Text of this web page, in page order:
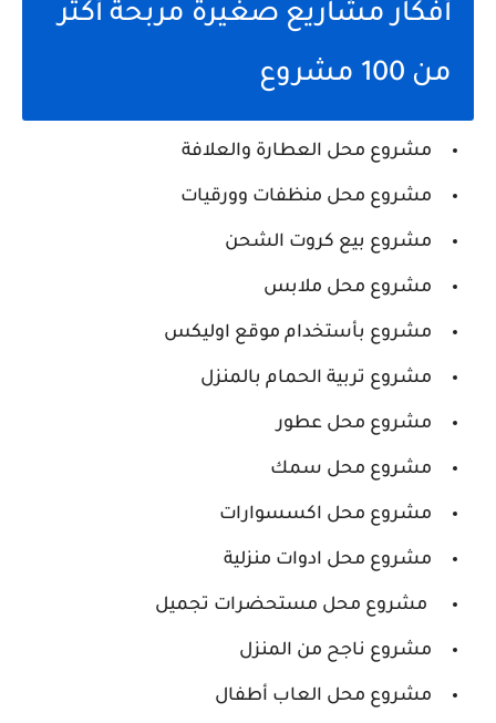
أفكار مشاريع صغيرة مربحة أكثر
من 100 مشروع
مشروع محل العطارة والعلافة
مشروع محل منظفات وورقيات
مشروع بيع كروت الشحن
مشروع محل ملابس
مشروع بأستخدام موقع اوليكس
مشروع تربية الحمام بالمنزل
مشروع محل عطور
مشروع محل سمك
مشروع محل اكسسوارات
مشروع محل ادوات منزلية
مشروع محل مستحضرات تجميل
مشروع ناجح من المنزل
مشروع محل العاب أطفال